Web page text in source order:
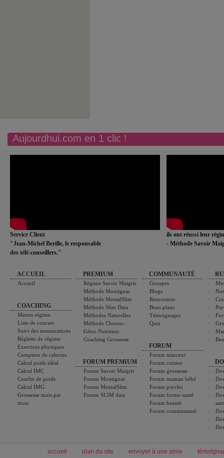
Aujourdhui.com en 1 clic !
Service Client
"Jean-Michel Berille, le responsable
des télé-conseillers."
ils ont réussi leur
- Méthode Savoir
ACCUEIL
Accueil
COACHING
Menus régime
Liste de courses
Suivi des mensurations
Réglette de régime
Exercices physiques
Compteur de calories
Calcul poids idéal
Calcul IMC
Courbe de poids
Calcul IMG
Grossesse mois par
mois
PREMIUM
Régime Savoir Maigrir
Méthode Montignac
Méthode MentalSlim
Méthode Slim Data
Méthodes Naturelles
Méthode Chrono-
Géno-Nutrition
Coaching Grossesse
FORUM PREMIUM
Forum Savoir Maigrir
Forum Montignac
Forum MentalSlim
Forum SLIM data
COMMUNAUTÉ
Groupes
Blogs
Rencontres
Bons plans
Témoignages
Quiz
FORUM
Forum minceur
Forum cuisine
Forum grossesse
Forum maman bébé
Forum psycho
Forum forme santé
Forum beauté
Forum communauté
accueil plan du site envoyer à une amie